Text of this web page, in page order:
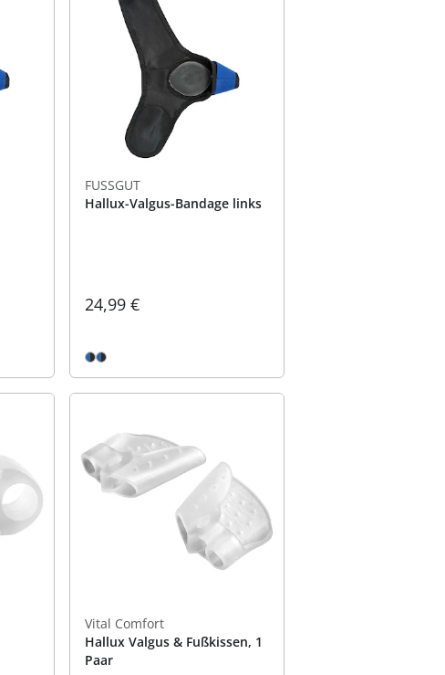
FUSSGUT
Hallux-Valgus-Bandage links
24,99 €
Vital Comfort
Hallux Valgus & Fußkissen, 1
Paar